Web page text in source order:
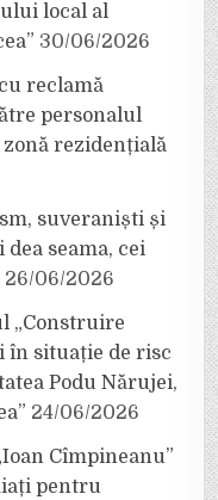
local al
30/06/2026
reclamă
personalul
rezidențială
suveraniști și
seama, cei
26/06/2026
„Construire
în situație de risc
Podu Nărujei,
24/06/2026
Cîmpineanu”
pentru